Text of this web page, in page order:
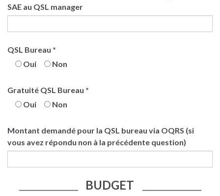
SAE au QSL manager
QSL Bureau *
Oui
Non
Gratuité QSL Bureau *
Oui
Non
Montant demandé pour la QSL bureau via OQRS (si
vous avez répondu non à la précédente question)
BUDGET